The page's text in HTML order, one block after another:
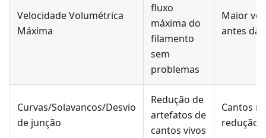
Velocidade Volumétrica
Máxima
fluxo
máxima do
filamento
sem
problemas
Maior
antes da
Curvas/Solavancos/Desvio
de junção
Redução de
artefatos de
cantos vivos
Cantos
redução